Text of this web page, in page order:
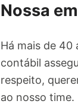
Nossa
Há mais de 40
contábil
respeito,
ao nosso time.